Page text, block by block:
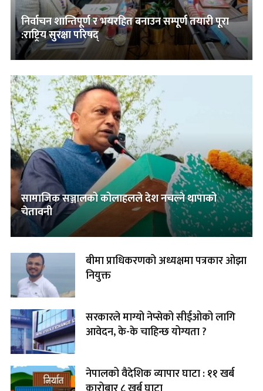
निर्वाचन शान्तिपूर्ण र भयरहित बनाउन सम्पूर्ण तयारी पूरा
:राष्ट्रिय सुरक्षा परिषद्
सामाजिक सञ्जालको कोलाहलले देश नचल्ने थापाको
चेतावनी
बीमा प्राधिकरणको अध्यक्षमा पत्रकार ओझा
नियुक्त
सरकारले माग्यो नेप्सेको सीईओको लागि
आवेदन, के-के चाहिन्छ योग्यता ?
नेपालको वैदेशिक व्यापार घाटा : ११ खर्ब